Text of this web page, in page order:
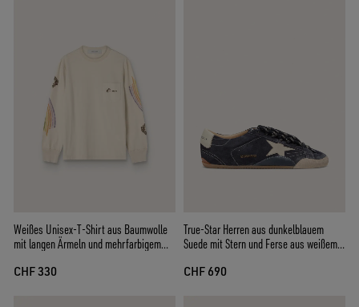
Weißes Unisex-T-Shirt aus Baumwolle
mit langen Ärmeln und mehrfarbigem
CHF 330
True-Star Herren aus dunkelblauem
Suede mit Stern und Ferse aus weißem
CHF 690